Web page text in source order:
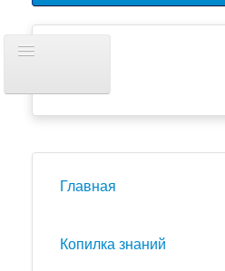
навигацию
Новости
Главная
Копилка знаний